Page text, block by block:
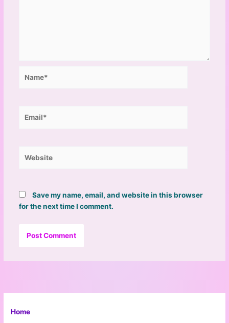
Save my name, email, and website in this browser
for the next time I comment.
Home